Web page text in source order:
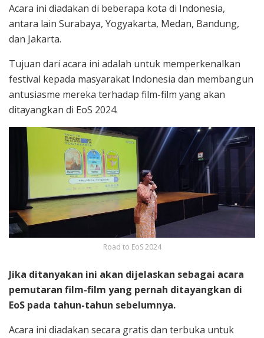
Acara ini diadakan di beberapa kota di Indonesia,
antara lain Surabaya, Yogyakarta, Medan, Bandung,
dan Jakarta.
Tujuan dari acara ini adalah untuk memperkenalkan
festival kepada masyarakat Indonesia dan membangun
antusiasme mereka terhadap film-film yang akan
ditayangkan di EoS 2024.
Road to EoS 2024
Jika ditanyakan ini akan dijelaskan sebagai acara
pemutaran film-film yang pernah ditayangkan di
EoS pada tahun-tahun sebelumnya.
Acara ini diadakan secara gratis dan terbuka untuk